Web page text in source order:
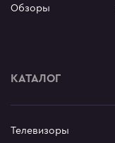
Обзоры
КАТАЛОГ
Телевизоры